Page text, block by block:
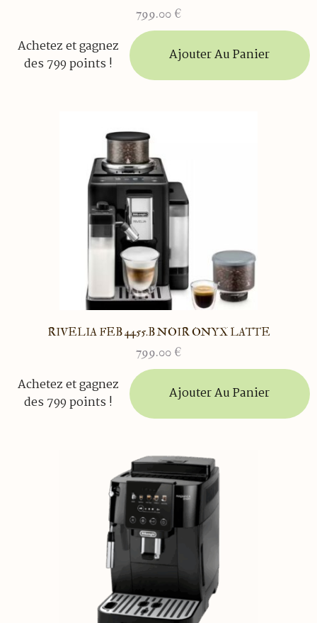
799.00 €
Achetez et gagnez
des 799 points !
Ajouter Au Panier
RIVELIA FEB 4455.B NOIR ONYX LATTE
799.00 €
Achetez et gagnez
des 799 points !
Ajouter Au Panier